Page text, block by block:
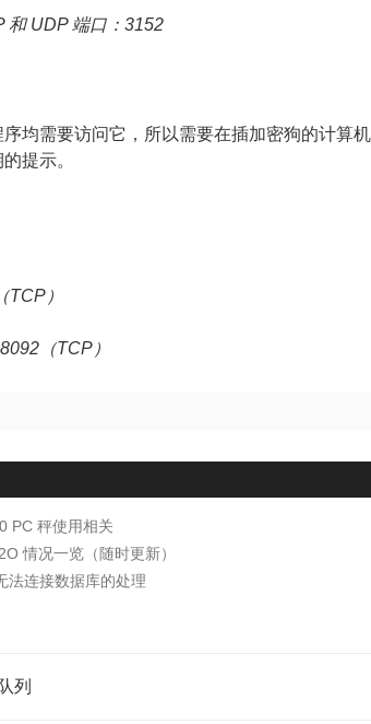
和 UDP 端口：3152
均需要访问它，所以需要在插加密狗的计算
提示。
）
（TCP）
PC 秤使用相关
情况一览（随时更新）
法连接数据库的处理
列